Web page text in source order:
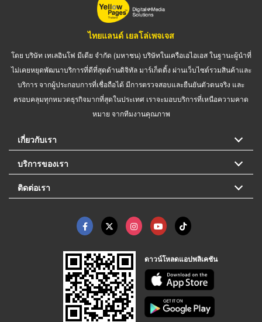
ไทยแลนด์ เยลโล่เพจเจส
โดย บริษัท เทเลอินโฟ มีเดีย จำกัด (มหาชน) บริษัทในเครือเอไอเอส ในฐานะผู้นำที่
ไม่เคยหยุดพัฒนาบริการที่ดีที่สุดด้านดิจิทัล มาร์เก็ตติ้ง ผ่านเว็บไซต์รวมสินค้าและ
บริการ จากผู้ประกอบการที่เชื่อถือได้ มีการตรวจสอบและยืนยันตัวตนจริง และ
ครอบคลุมทุกหมวดธุรกิจมากที่สุดในประเทศ เราจะมอบบริการที่เหนือความคาด
หมาย จากทีมงานคุณภาพ
เกี่ยวกับเรา
บริการของเรา
ติดต่อเรา
ดาวน์โหลดแอปพลิเคชัน